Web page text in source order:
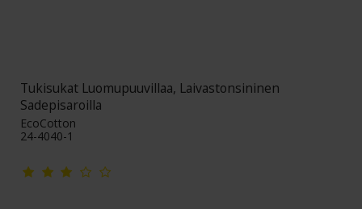
Tukisukat Luomupuuvillaa, Laivastonsininen
Sadepisaroilla
EcoCotton
24-4040-1